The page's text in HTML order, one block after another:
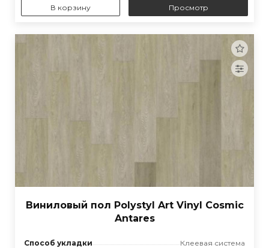
В корзину Просмотр
Виниловый пол Polystyl Art Vinyl Cosmic
Antares
Способ укладки Клеевая система